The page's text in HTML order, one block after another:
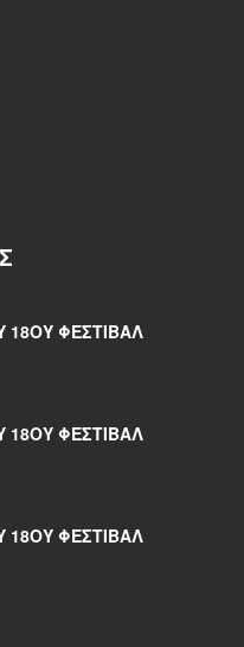
ΦΕΣΤΙΒΆΛ
ΦΕΣΤΙΒΆΛ
ΦΕΣΤΙΒΆΛ